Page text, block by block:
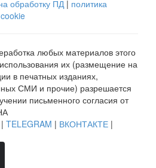
обработку ПД| политика
любых материалов этого
их (размещение на
в печатных изданиях,
СМИ и прочие) разрешается
письменного согласия от
TELEGRAM | ВКОНТАКТЕ |